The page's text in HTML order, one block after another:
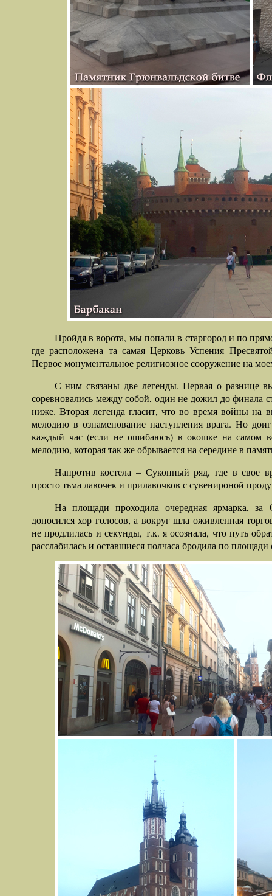
Пройдя в ворота, мы попали в старгород и по
где расположена та самая Церковь Успения
Первое монументальное религиозное сооружение на
С ним связаны две легенды. Первая о разнице
соревновались между собой, один не дожил до финала
ниже. Вторая легенда гласит, что во время войны на
мелодию в ознаменование наступления врага. Но
каждый час (если не ошибаюсь) в окошке на самом
мелодию, которая так же обрывается на середине в
Напротив костела – Суконный ряд, где в свое
просто тьма лавочек и прилавочков с сувенироной
На площади проходила очередная ярмарка, за
доносился хор голосов, а вокруг шла оживленная
не продлилась и секунды, т.к. я осознала, что путь
расслабилась и оставшиеся полчаса бродила по площади